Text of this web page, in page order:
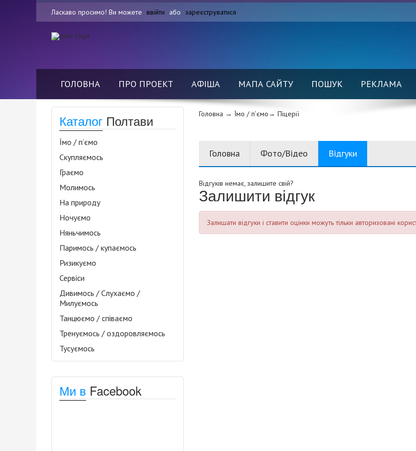
Ласкаво просимо! Ви можете ввійти або зареєструватися
ГОЛОВНА ПРО ПРОЕКТ АФІША МАПА САЙТУ ПОШУК РЕКЛАМА
Каталог Полтави
Їмо / п’ємо
Скупляємось
Граємо
Молимось
На природу
Ночуємо
Няньчимось
Паримось / купаємось
Ризикуємо
Сервіси
Дивимось / Слухаємо /
Милуємось
Танцюємо / співаємо
Тренуємось / оздоровляємось
Тусуємось
Ми в Facebook
Головна → Їмо / п’ємо→ Піцерії
Головна Фото/Відео Відгуки
Відгуків немає, залишите свій?
Залишити відгук
Залишати відгуки і ставити оцінки можуть тільки авторизовані